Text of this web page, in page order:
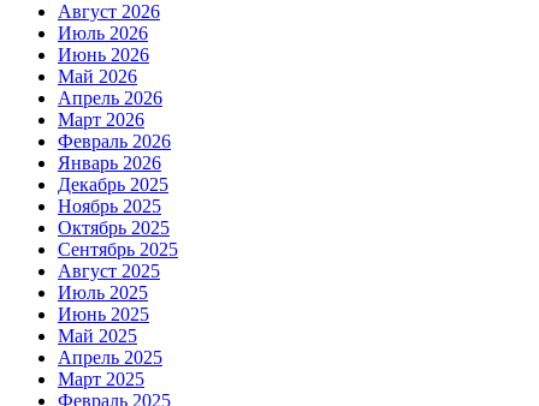
Август 2026
Июль 2026
Июнь 2026
Май 2026
Апрель 2026
Март 2026
Февраль 2026
Январь 2026
Декабрь 2025
Ноябрь 2025
Октябрь 2025
Сентябрь 2025
Август 2025
Июль 2025
Июнь 2025
Май 2025
Апрель 2025
Март 2025
Февраль 2025